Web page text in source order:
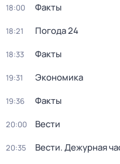
18:00 Факты
18:21 Погода 24
18:33 Факты
19:31 Экономика
19:36 Факты
20:00 Вести
20:35 Вести. Дежурная